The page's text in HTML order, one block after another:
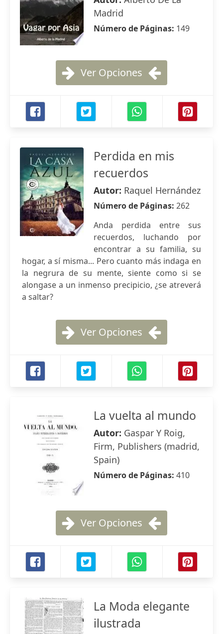
Madrid
Número de Páginas: 149
Ver Opciones
Perdida en mis
recuerdos
Autor: Raquel Hernández
Número de Páginas: 262
Anda perdida entre sus
recuerdos, luchando por
encontrar a su familia, su
hogar, a sí misma... Pero cuanto más indaga en
la negrura de su mente, siente como si se
alongase a un inmenso precipicio, ¿se atreverá
a saltar?
Ver Opciones
La vuelta al mundo
Autor: Gaspar Y Roig,
Firm, Publishers (madrid,
Spain)
Número de Páginas: 410
Ver Opciones
La Moda elegante
ilustrada